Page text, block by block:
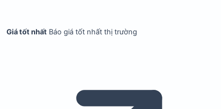
Giá tốt nhất Báo giá tốt nhất thị trường